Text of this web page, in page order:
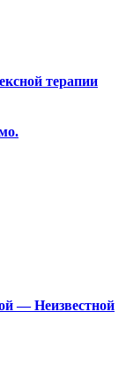
терапии
— Неизвестной